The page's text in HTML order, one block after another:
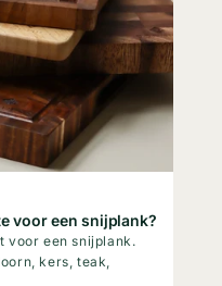
voor een snijplank?
voor een snijplank.
kers, teak,